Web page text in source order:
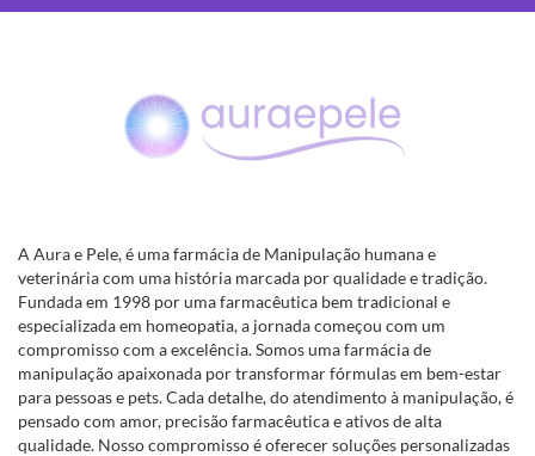
A Aura e Pele, é uma farmácia de Manipulação humana e
veterinária com uma história marcada por qualidade e tradição.
Fundada em 1998 por uma farmacêutica bem tradicional e
especializada em homeopatia, a jornada começou com um
compromisso com a excelência. Somos uma farmácia de
manipulação apaixonada por transformar fórmulas em bem-estar
para pessoas e pets. Cada detalhe, do atendimento à manipulação, é
pensado com amor, precisão farmacêutica e ativos de alta
qualidade. Nosso compromisso é oferecer soluções personalizadas